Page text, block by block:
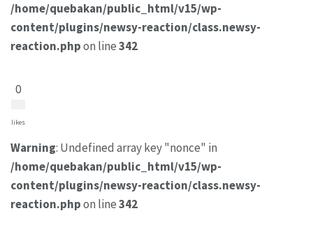
/home/quebakan/public_html/v15/wp-
content/plugins/newsy-reaction/class.newsy-
reaction.phpon line342
0
likes
Warning: Undefined array key "nonce" in
/home/quebakan/public_html/v15/wp-
content/plugins/newsy-reaction/class.newsy-
reaction.phpon line342